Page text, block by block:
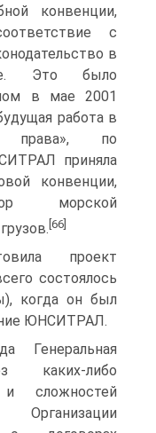
конвенции,
с
в
Это было
в мае 2001
работа в
права», по
приняла
конвенции,
морской
[66]
проект
состоялось
когда он был
ЮНСИТРАЛ.
Генеральная
либо
сложностей